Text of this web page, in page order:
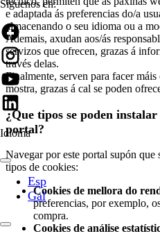
Síguenos en:
Idioma
Esp
Gal
e adaptada ás preferencias do/a
almacenando o seu idioma ou a
Ademais, axudan aos/ás
servizos que ofrecen, grazas á
través delas.
Finalmente, serven para facer
mostra, grazas á cal se poden
¿Que tipos se poden
portal?
Navegar por este portal supón que
tipos de cookies:
Cookies de mellora do
preferencias, por exemplo,
compra.
Cookies de análise